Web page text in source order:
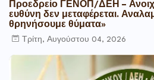
Προεδρείο ΓΕΝΟΠ/ΔΕΗ –
ευθύνη δεν μεταφέρεται.
θρηνήσουμε θύματα»
Τρίτη, Αυγούστου 04, 2026